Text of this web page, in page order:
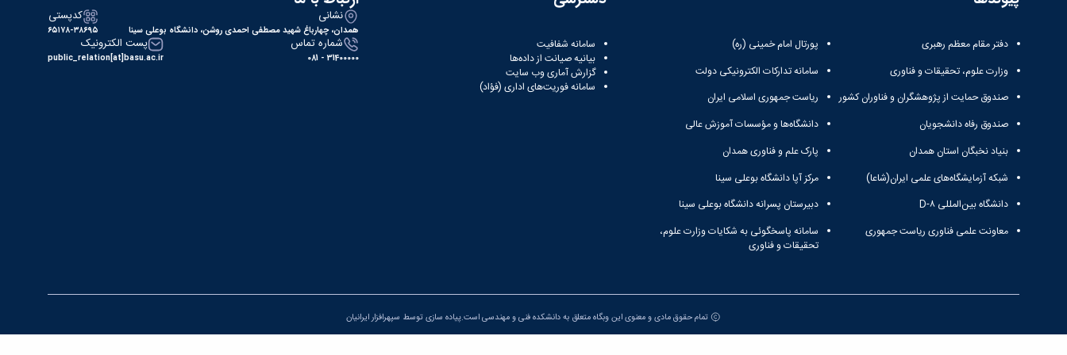
دفتر مقام معظم رهبری
وزارت علوم، تحقیقات و فناوری
صندوق حمایت از پژوهشگران و فناوران کشور
صندوق رفاه دانشجویان
بنیاد نخبگان استان همدان
شبکه آزمایشگاه‌های علمی ایران(شاعا)
دانشگاه بین‌المللی D-۸
معاونت علمی فناوری ریاست جمهوری
پورتال امام خمینی (ره)
سامانه تدارکات الکترونیکی دولت
ریاست جمهوری اسلامی ایران
دانشگاه‌ها و مؤسسات آموزش عالی
پارک علم و فناوری همدان
مرکز آپا دانشگاه بوعلی سینا
دبیرستان پسرانه دانشگاه بوعلی سینا
سامانه پاسخگوئی به شکایات وزارت علوم،
تحقیقات و فناوری
سامانه شفافیت
بیانیه صیانت از داده‌ها
گزارش آماری وب‌ سایت
سامانه فوریت‌های اداری (فؤاد)
نشانی
همدان، چهارباغ شهید مصطفی احمدی روشن، دانشگاه بوعلی سینا
کدپستی
۶۵۱۷۸-۳۸۶۹۵
شماره تماس
31400000 - 081
پست الکترونیک
public_relation[at]basu.ac.ir
تمام حقوق مادی و معنوی این وبگاه متعلق به دانشکده فنی و مهندسی است.پیاده سازی توسط سپهرافزار ایرانیان